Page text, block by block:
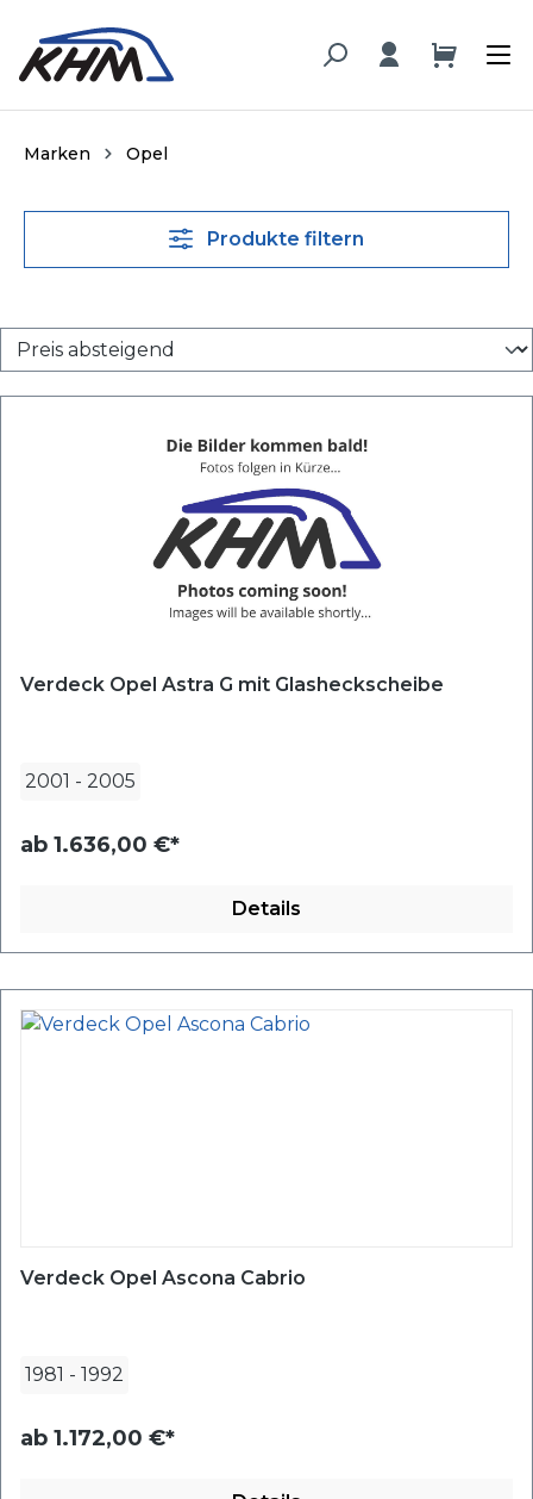
springen
Marken Opel
Produkte filtern
Verdeck Opel Astra G mit Glasheckscheibe
2001 - 2005
ab 1.636,00 €*
Details
Verdeck Opel Ascona Cabrio
1981 - 1992
ab 1.172,00 €*